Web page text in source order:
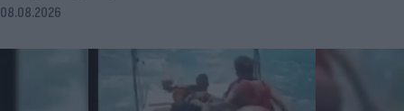
08.08.2026